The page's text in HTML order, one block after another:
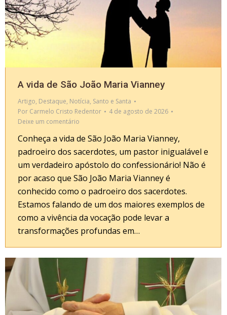
A vida de São João Maria Vianney
Artigo, Destaque, Notícia, Santo e Santa
Por Carmelo Cristo Redentor
4 de agosto de 2026
Deixe um comentário
Conheça a vida de São João Maria Vianney,
padroeiro dos sacerdotes, um pastor inigualável e
um verdadeiro apóstolo do confessionário! Não é
por acaso que São João Maria Vianney é
conhecido como o padroeiro dos sacerdotes.
Estamos falando de um dos maiores exemplos de
como a vivência da vocação pode levar a
transformações profundas em…